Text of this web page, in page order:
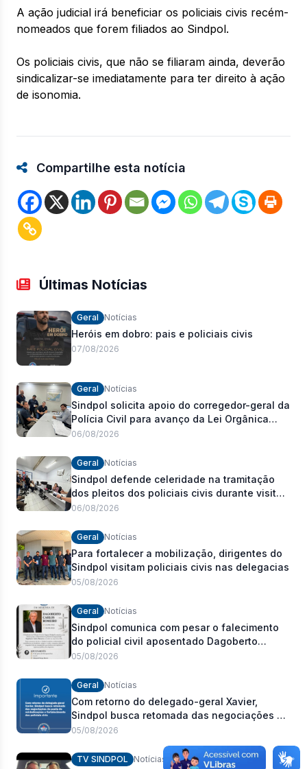
A ação judicial irá beneficiar os policiais civis recém-
nomeados que forem filiados ao Sindpol.
Os policiais civis, que não se filiaram ainda, deverão
sindicalizar-se imediatamente para ter direito à ação
de isonomia.
Compartilhe esta notícia
Últimas Notícias
Geral Notícias
Heróis em dobro: pais e policiais civis
07/08/2026
Geral Notícias
Sindpol solicita apoio do corregedor-geral da
Polícia Civil para avanço da Lei Orgânica
Estadual
06/08/2026
Geral Notícias
Sindpol defende celeridade na tramitação
dos pleitos dos policiais civis durante visita
às delegacias
06/08/2026
Geral Notícias
Para fortalecer a mobilização, dirigentes do
Sindpol visitam policiais civis nas delegacias
05/08/2026
Geral Notícias
Sindpol comunica com pesar o falecimento
do policial civil aposentado Dagoberto
Carlos Romeiro
05/08/2026
Geral Notícias
Com retorno do delegado-geral Xavier,
Sindpol busca retomada das negociações da
pauta de reivindicações e fortalecimento dos
05/08/2026
TV SINDPOL Notícias